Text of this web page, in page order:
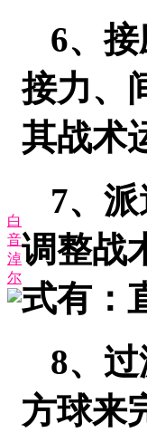
白
音
淖
尔
6、
接力、
其战术
7、
调整战
式有：
8、
方球来